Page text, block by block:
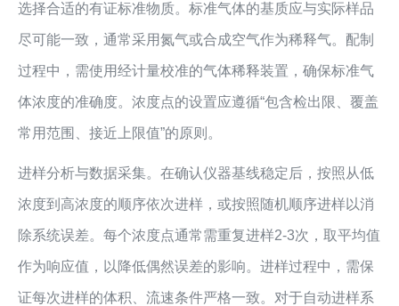
选择合适的有证标准物质。标准气体的基质应与实际样品
尽可能一致，通常采用氮气或合成空气作为稀释气。配制
过程中，需使用经计量校准的气体稀释装置，确保标准气
体浓度的准确度。浓度点的设置应遵循“包含检出限、覆盖
常用范围、接近上限值”的原则。
进样分析与数据采集。在确认仪器基线稳定后，按照从低
浓度到高浓度的顺序依次进样，或按照随机顺序进样以消
除系统误差。每个浓度点通常需重复进样2-3次，取平均值
作为响应值，以降低偶然误差的影响。进样过程中，需保
证每次进样的体积、流速条件严格一致。对于自动进样系